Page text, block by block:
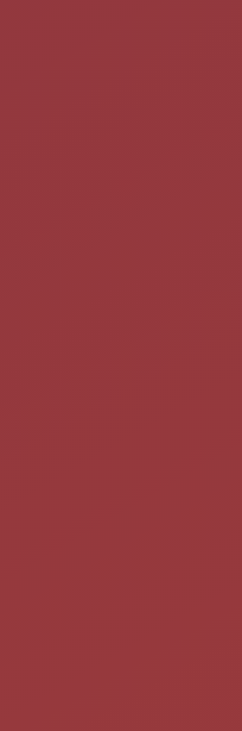
GIMP/2.10
de la version active de
d'une application snap,
fichiers de l'utilisateur,
L'accès par les liens
des répertoires de
à la notion de
sur le montage des
des dossiers
de version de Snapd est
spécifique du chemin
la mise à niveau :
snapd
chemin personnalisé des
home/